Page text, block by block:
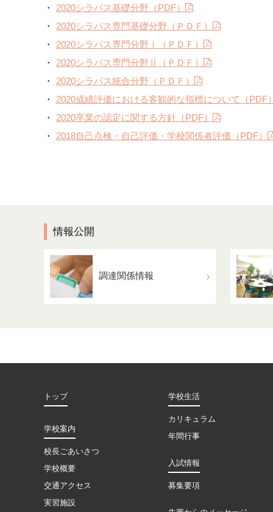
2020シラバス基礎分野（PDF）
2020シラバス専門基礎分野（ＰＤＦ）
2020シラバス専門分野Ⅰ（ＰＤＦ）
2020シラバス専門分野Ⅱ（ＰＤＦ）
2020シラバス統合分野（ＰＤＦ）
2020成績評価における客観的な指標について（PDF）
2020卒業の認定に関する方針（PDF）
2018自己点検・自己評価・学校関係者評価（PDF）
情報公開
調達関係情報
トップ
学校案内
校長ごあいさつ
学校概要
交通アクセス
実習施設
学校生活
カリキュラム
年間行事
入試情報
募集要項